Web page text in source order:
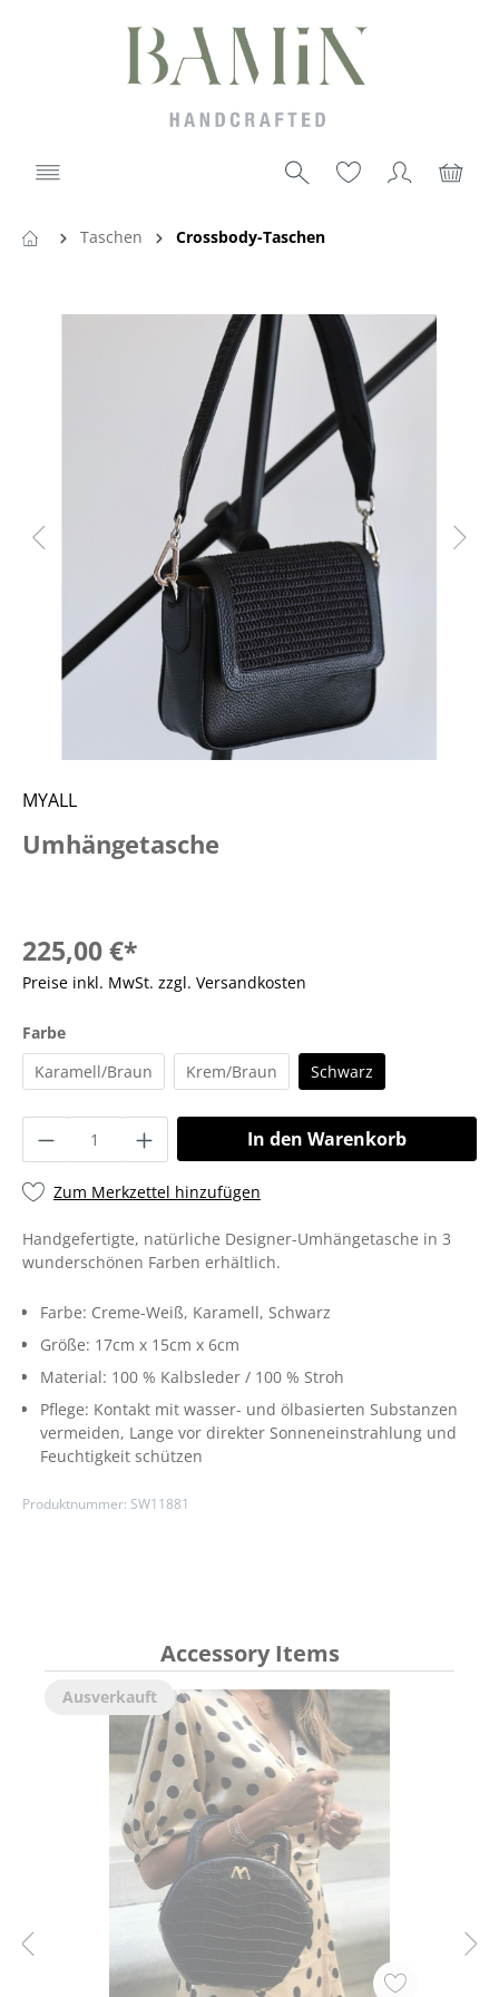
Taschen Crossbody-Taschen
MYALL
Umhängetasche
225,00 €*
Preise inkl. MwSt. zzgl. Versandkosten
Farbe
Karamell/Braun
Krem/Braun Schwarz
In den Warenkorb
Zum Merkzettel hinzufügen
Handgefertigte, natürliche Designer-Umhängetasche in 3
wunderschönen Farben erhältlich.
Farbe: Creme-Weiß, Karamell, Schwarz
Größe: 17cm x 15cm x 6cm
Material: 100 % Kalbsleder / 100 % Stroh
Pflege: Kontakt mit wasser- und ölbasierten Substanzen
vermeiden, Lange vor direkter Sonneneinstrahlung und
Feuchtigkeit schützen
Produktnummer: SW11881
Accessory Items
Ausverkauft